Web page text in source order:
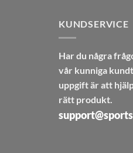
KUNDSERVICE
Har du några
vår kunniga
uppgift är att
rätt produkt.